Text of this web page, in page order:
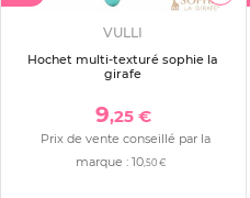
VULLI
Hochet multi-texturé sophie la
girafe
9,25 €
Prix de vente conseillé par la
marque : 10,50 €